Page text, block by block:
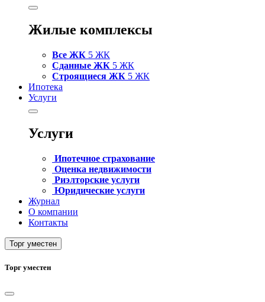
Жилые комплексы
Все ЖК 5 ЖК
Сданные ЖК 5 ЖК
Строящиеся ЖК 5 ЖК
Ипотека
Услуги
Услуги
Ипотечное страхование
Оценка недвижимости
Риэлторские услуги
Юридические услуги
Журнал
О компании
Контакты
Торг уместен
Торг уместен